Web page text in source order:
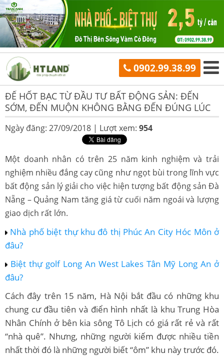
0902.99.38.99
ĐỂ HỐT BẠC TỪ ĐẦU TƯ BẤT ĐỘNG SẢN: ĐẾN
SỚM, ĐẾN MUỘN KHÔNG BẰNG ĐẾN ĐÚNG LÚC
Ngày đăng: 27/09/2018 | Lượt xem: 954
Một doanh nhân có trên 25 năm kinh nghiệm và trải
nghiệm nhiều đắng cay cũng như ngọt bùi trong lĩnh vực
bất động sản lý giải cho việc hiện tượng bất động sản Đà
Nẵng – Quảng Nam tăng giá từ cuối năm ngoái và lượng
giao dịch rất lớn.
Nhà phố biệt thự khu đô thị Phúc An City Hóc Môn ở
đâu?
Biệt thự golf Long An West Lakes Tân Mỹ Long An ở
đâu?
Cách đây trên 15 năm, Hà Nội bắt đầu có những khu
chung cư đầu tiên và điển hình nhất là khu Trung Hòa
Nhân Chính ở bên kia sông Tô Lịch có giá rất rẻ và rất
“nhà quê”. Nhưng, những người kiếm được nhiều tiền
nhất thời đó là những người biết “ôm” khu này trước đó.